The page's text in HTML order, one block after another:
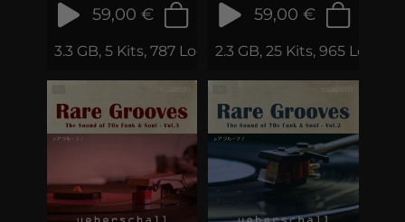
59,00 €
3.3 GB, 5 Kits, 787 Loops & Phrases
59,00 €
2.3 GB, 25 Kits, 965 Loops